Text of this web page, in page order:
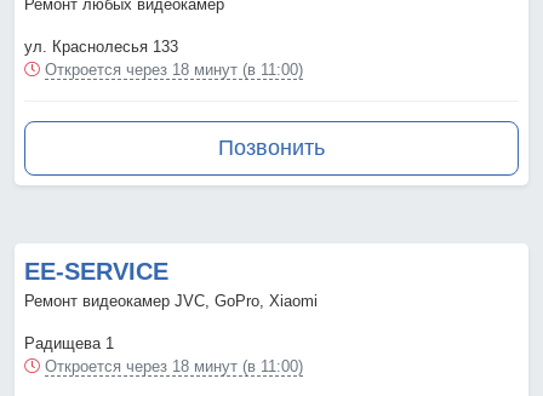
Ремонт любых видеокамер
ул. Краснолесья 133
Откроется через 18 минут (в 11:00)
Позвонить
EE-SERVICE
Ремонт видеокамер JVC, GoPro, Xiaomi
Радищева 1
Откроется через 18 минут (в 11:00)